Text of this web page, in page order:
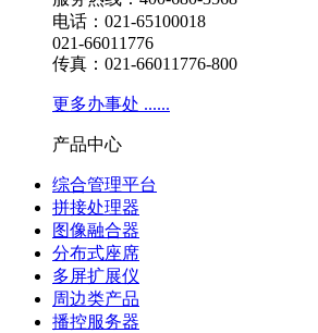
电话：021-65100018
021-66011776
传真：021-66011776-800
更多办事处 ......
产品中心
综合管理平台
拼接处理器
图像融合器
分布式座席
多屏扩展仪
周边类产品
播控服务器